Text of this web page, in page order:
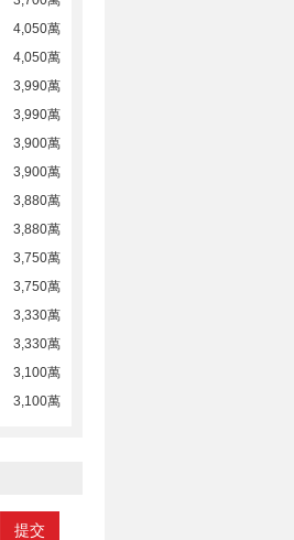
4,050萬
4,050萬
3,990萬
3,990萬
3,900萬
3,900萬
3,880萬
3,880萬
3,750萬
3,750萬
3,330萬
3,330萬
3,100萬
3,100萬
提交